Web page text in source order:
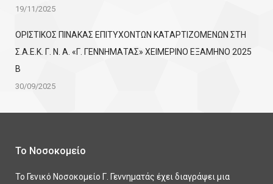
19/11/2025
ΟΡΙΣΤΙΚΟΣ ΠΙΝΑΚΑΣ ΕΠΙΤΥΧΟΝΤΩΝ KATΑΡΤΙΖΟΜΕΝΩΝ ΣΤΗ
Σ.Α.Ε.Κ. Γ. Ν. Α. «Γ. ΓΕΝΝΗΜΑΤΑΣ» ΧΕΙΜΕΡΙΝΟ ΕΞΑΜΗΝΟ 2025
Β
30/09/2025
Το Νοσοκομείο
Το Γενικό Νοσοκομείο Γ. Γεννηματάς έχει διαγράψει μια